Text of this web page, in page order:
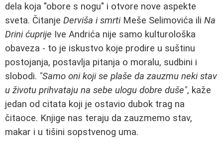
dela koja "obore s nogu" i otvore nove aspekte
sveta. Čitanje Derviša i smrtiMeše Selimovića ili Na
Drini ćuprije Ive Andrića nije samo kulturološka
obaveza - to je iskustvo koje prodire u suštinu
postojanja, postavlja pitanja o moralu, sudbini i
slobodi. "Samo oni koji se plaše da zauzmu neki stav
u životu prihvataju na sebe ulogu dobre duše", kaže
jedan od citata koji je ostavio dubok trag na
čitaoce. Knjige nas teraju da zauzmemo stav,
makar i u tišini sopstvenog uma.